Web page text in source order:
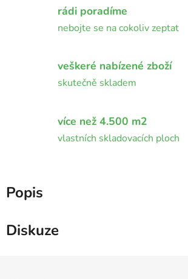
rádi poradíme
nebojte se na cokoliv zeptat
veškeré nabízené zboží
skutečně skladem
více než 4.500 m2
vlastních skladovacích ploch
Popis
Diskuze